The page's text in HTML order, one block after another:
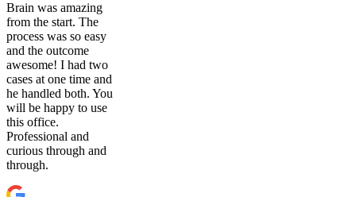
Brain was amazing
from the start. The
process was so easy
and the outcome
awesome! I had two
cases at one time and
he handled both. You
will be happy to use
this office.
Professional and
curious through and
through.